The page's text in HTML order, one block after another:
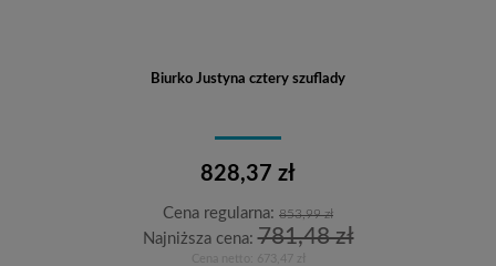
Biurko Justyna cztery szuflady
828,37 zł
Cena regularna: 853,99 zł
Najniższa cena:781,48 zł
673,47 zł